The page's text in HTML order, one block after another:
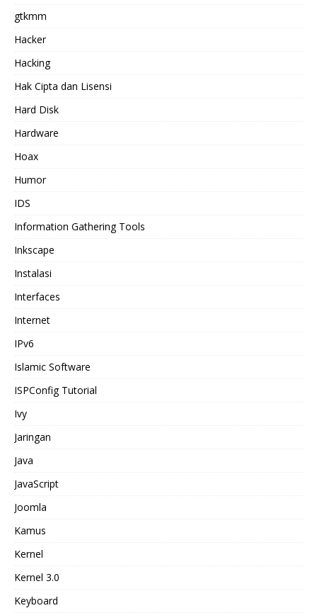
gtkmm
Hacker
Hacking
Hak Cipta dan Lisensi
Hard Disk
Hardware
Hoax
Humor
IDS
Information Gathering Tools
Inkscape
Instalasi
Interfaces
Internet
IPv6
Islamic Software
ISPConfig Tutorial
Ivy
Jaringan
Java
JavaScript
Joomla
Kamus
Kernel
Kernel 3.0
Keyboard